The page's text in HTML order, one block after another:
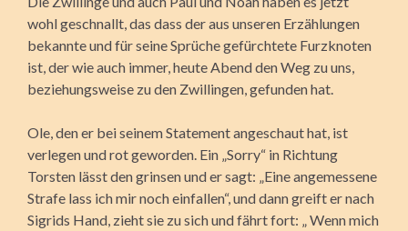
wohl geschnallt, das dass der aus unseren Erzählungen
bekannte und für seine Sprüche gefürchtete Furzknoten
ist, der wie auch immer, heute Abend den Weg zu uns,
beziehungsweise zu den Zwillingen, gefunden hat.
Ole, den er bei seinem Statement angeschaut hat, ist
verlegen und rot geworden. Ein „Sorry“ in Richtung
Torsten lässt den grinsen und er sagt: „Eine angemessene
Strafe lass ich mir noch einfallen“, und dann greift er nach
Sigrids Hand, zieht sie zu sich und fährt fort: „ Wenn mich